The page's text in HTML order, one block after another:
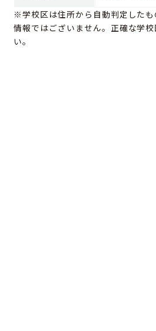
※学校区は住所から自動判定したも
情報ではございません。正確な学
い。